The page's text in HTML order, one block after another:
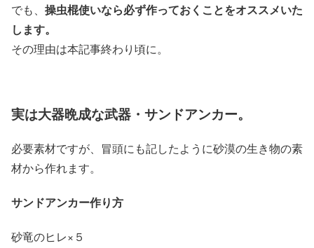
でも、 操虫棍使いなら必ず作っておくことをオススメいた
します。
その理由は本記事終わり頃に。
実は大器晩成な武器・サンドアンカー。
必要素材ですが、冒頭にも記したように砂漠の生き物の素
材から作れます。
サンドアンカー作り方
砂竜のヒレ×５